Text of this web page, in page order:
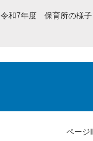
令和7年度 保育所の様子
ページ